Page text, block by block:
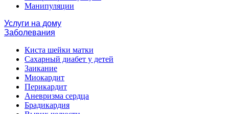
Манипуляции
Услуги на дому
Заболевания
Киста шейки матки
Сахарный диабет у детей
Заикание
Миокардит
Перикардит
Аневризма сердца
Брадикардия